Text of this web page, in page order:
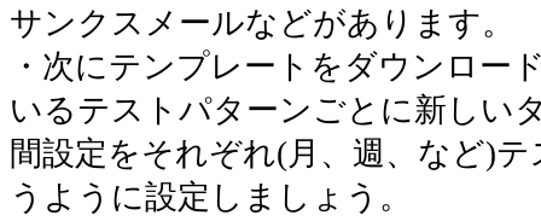
サンクスメールなどがあります。
・次にテンプレートをダウンロー
いるテストパターンごとに新しい
間設定をそれぞれ(月、週、など)
うように設定しましょう。